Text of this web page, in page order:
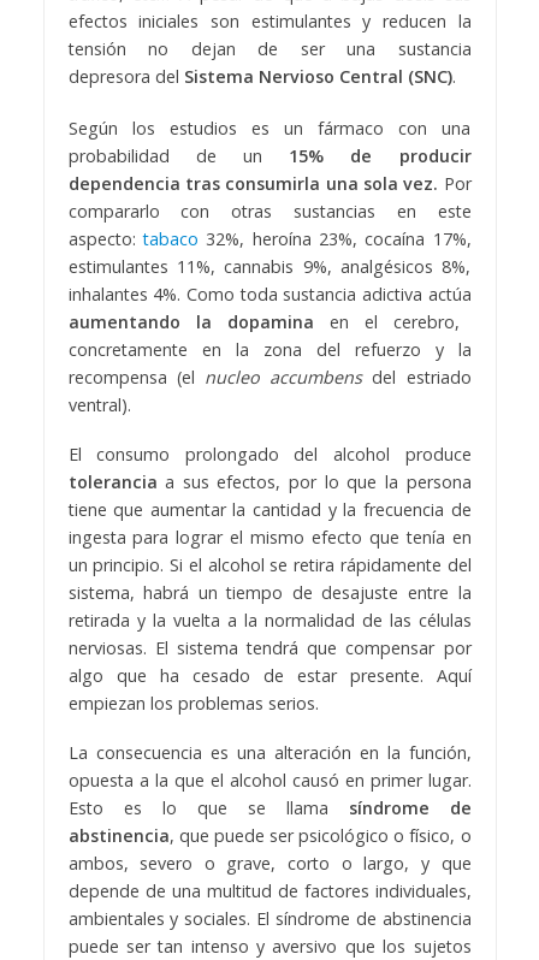
efectos iniciales son estimulantes y reducen la
tensión no dejan de ser una sustancia
depresora del Sistema Nervioso Central (SNC).
Según los estudios es un fármaco con una
probabilidad de un 15% de producir
dependencia tras consumirla una sola vez. Por
compararlo con otras sustancias en este
aspecto: tabaco 32%, heroína 23%, cocaína 17%,
estimulantes 11%, cannabis 9%, analgésicos 8%,
inhalantes 4%. Como toda sustancia adictiva actúa
aumentando la dopamina en el cerebro,
concretamente en la zona del refuerzo y la
recompensa (el nucleo accumbensdel estriado
ventral).
El consumo prolongado del alcohol produce
tolerancia a sus efectos, por lo que la persona
tiene que aumentar la cantidad y la frecuencia de
ingesta para lograr el mismo efecto que tenía en
un principio. Si el alcohol se retira rápidamente del
sistema, habrá un tiempo de desajuste entre la
retirada y la vuelta a la normalidad de las células
nerviosas. El sistema tendrá que compensar por
algo que ha cesado de estar presente. Aquí
empiezan los problemas serios.
La consecuencia es una alteración en la función,
opuesta a la que el alcohol causó en primer lugar.
Esto es lo que se llama síndrome de
abstinencia, que puede ser psicológico o físico, o
ambos, severo o grave, corto o largo, y que
depende de una multitud de factores individuales,
ambientales y sociales. El síndrome de abstinencia
puede ser tan intenso y aversivo que los sujetos